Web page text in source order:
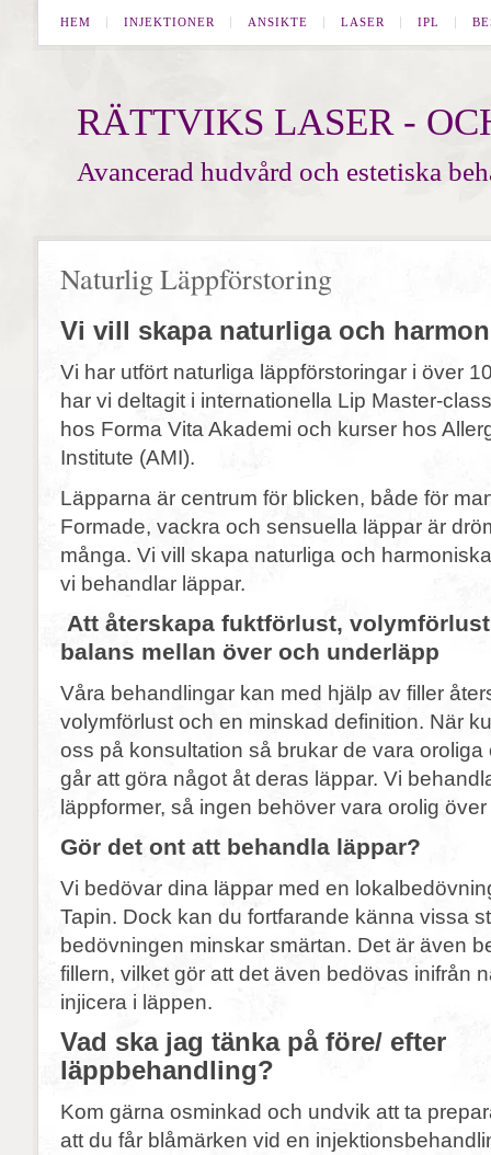
HEM INJEKTIONER ANSIKTE LASER IPL
RÄTTVIKS LASER -
Avancerad hudvård och estetiska
Naturlig Läppförstoring
Vi vill skapa naturliga och
Vi har utfört naturliga läppförstoringar i över
har vi deltagit i internationella Lip Master-
hos Forma Vita Akademi och kurser hos
Institute (AMI).
Läpparna är centrum för blicken, både för
Formade, vackra och sensuella läppar är
många. Vi vill skapa naturliga och
vi behandlar läppar.
Att återskapa fuktförlust,
balans mellan över och underläpp
Våra behandlingar kan med hjälp av filler
volymförlust och en minskad definition. När
oss på konsultation så brukar de vara oroliga
går att göra något åt deras läppar. Vi
läppformer, så ingen behöver vara orolig
Gör det ont att behandla läppar?
Vi bedövar dina läppar med en
Tapin. Dock kan du fortfarande känna vissa
bedövningen minskar smärtan. Det är även
fillern, vilket gör att det även bedövas inifrån
injicera i läppen.
Vad ska jag tänka på före/ efter
läppbehandling?
Kom gärna osminkad och undvik att ta
att du får blåmärken vid en